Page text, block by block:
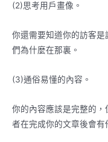
(2)思考用戶畫像。
你還需要知道你的訪客
們為什麼在那裏。
(3)通俗易懂的內容。
你的內容應該是完整的，
者在完成你的文章後會有